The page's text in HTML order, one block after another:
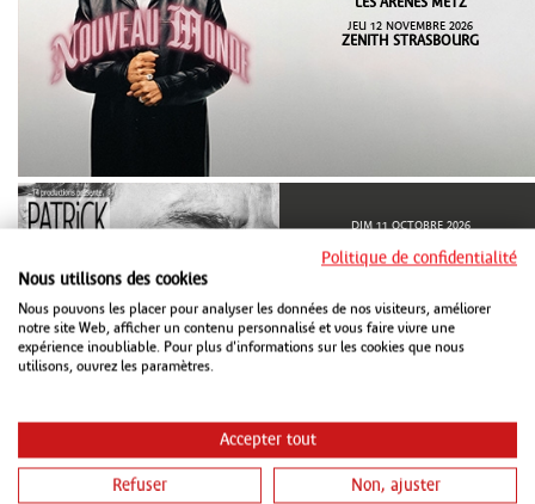
LES ARÈNES METZ
JEU 12 NOVEMBRE 2026
ZENITH STRASBOURG
DIM 11 OCTOBRE 2026
LUN 12 OCTOBRE 2026
VEN 23 OCTOBRE 2026
ZENITH DIJON
SAM 24 OCTOBRE 2026
ZENITH NANCY MAXÉVILLE
...
Politique de confidentialité
Nous utilisons des cookies
Nous pouvons les placer pour analyser les données de nos visiteurs, améliorer
notre site Web, afficher un contenu personnalisé et vous faire vivre une
expérience inoubliable. Pour plus d'informations sur les cookies que nous
utilisons, ouvrez les paramètres.
Accepter tout
Refuser Non, ajuster